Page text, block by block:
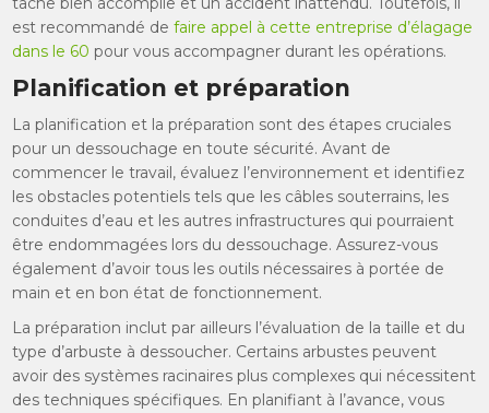
est recommandé defaire appel à cette entreprise d’élagage
dans le 60 pour vous accompagner durant les opérations.
Planification et préparation
La planification et la préparation sont des étapes cruciales
pour un dessouchage en toute sécurité. Avant de
commencer le travail, évaluez l’environnement et identifiez
les obstacles potentiels tels que les câbles souterrains, les
conduites d’eau et les autres infrastructures qui pourraient
être endommagées lors du dessouchage. Assurez-vous
également d’avoir tous les outils nécessaires à portée de
main et en bon état de fonctionnement.
La préparation inclut par ailleurs l’évaluation de la taille et du
type d’arbuste à dessoucher. Certains arbustes peuvent
avoir des systèmes racinaires plus complexes qui nécessitent
des techniques spécifiques. En planifiant à l’avance, vous